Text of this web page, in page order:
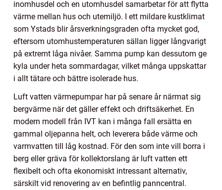
inomhusdel och en utomhusdel samarbetar för att flytta
värme mellan hus och utemiljö. I ett mildare kustklimat
som Ystads blir årsverkningsgraden ofta mycket god,
eftersom utomhustemperaturen sällan ligger långvarigt
på extremt låga nivåer. Samma pump kan dessutom ge
kyla under heta sommardagar, vilket många uppskattar
i allt tätare och bättre isolerade hus.
Luft vatten värmepumpar har på senare år närmat sig
bergvärme när det gäller effekt och driftsäkerhet. En
modern modell från IVT kan i många fall ersätta en
gammal oljepanna helt, och leverera både värme och
varmvatten till låg kostnad. För den som inte vill borra i
berg eller gräva för kollektorslang är luft vatten ett
flexibelt och ofta ekonomiskt intressant alternativ,
särskilt vid renovering av en befintlig panncentral.